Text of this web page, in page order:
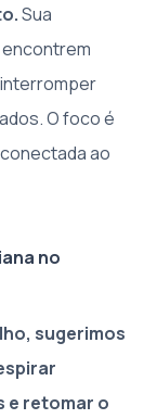
Sua
O foco é
ao
no
sugerimos
e retomar o